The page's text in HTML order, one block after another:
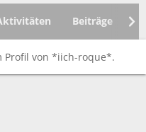
Beiträge
Profil von *iich-roque*.